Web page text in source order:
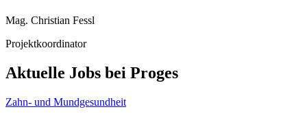
Mag. Christian Fessl
Projektkoordinator
Aktuelle Jobs bei Proges
Zahn- und Mundgesundheit